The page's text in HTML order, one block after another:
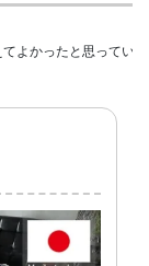
よかったと思ってい